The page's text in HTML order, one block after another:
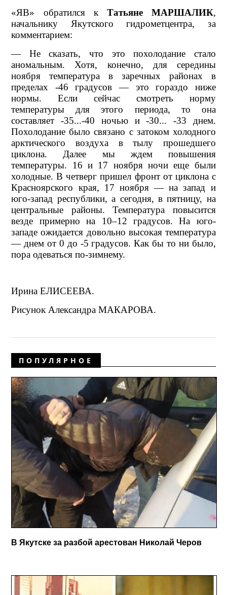
«ЯВ» обратился кТатьяне МАРШАЛИК,
начальнику Якутского гидрометцентра, за
комментарием:
— Не сказать, что это похолодание стало
аномальным. Хотя, конечно, для середины
ноября температура в заречных районах в
пределах -46 градусов — это гораздо ниже
нормы. Если сейчас смотреть норму
температуры для этого периода, то она
составляет -35...-40 ночью и -30... -33 днем.
Похолодание было связано с затоком холодного
арктического воздуха в тылу прошедшего
циклона. Далее мы ждем повышения
температуры. 16 и 17 ноября ночи еще были
холодные. В четверг пришел фронт от циклона с
Красноярского края, 17 ноября — на запад и
юго-запад республики, а сегодня, в пятницу, на
центральные районы. Температура повысится
везде примерно на 10–12 градусов. На юго-
западе ожидается довольно высокая температура
— днем от 0 до -5 градусов. Как бы то ни было,
пора одеваться по-зимнему.
Ирина ЕЛИСЕЕВА.
Рисунок Александра МАКАРОВА.
ПОПУЛЯРНОЕ
В Якутске за разбой арестован Николай Черов